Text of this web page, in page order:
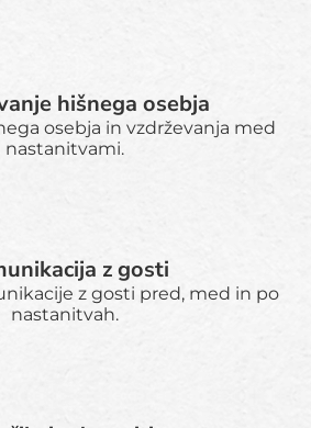
hišnega osebja
osebja in vzdrževanja med
nastanitvami.
z gosti
z gosti pred, med in po
nastanitvah.